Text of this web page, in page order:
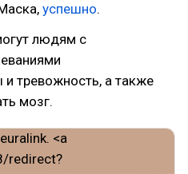
успешно.
людям с
тревожность, а также
мозг.